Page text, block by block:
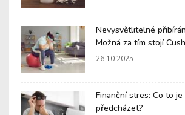
Nevysvětlitelné
Možná za tím stojí
26.10.2025
Finanční stres: Co to je
předcházet?